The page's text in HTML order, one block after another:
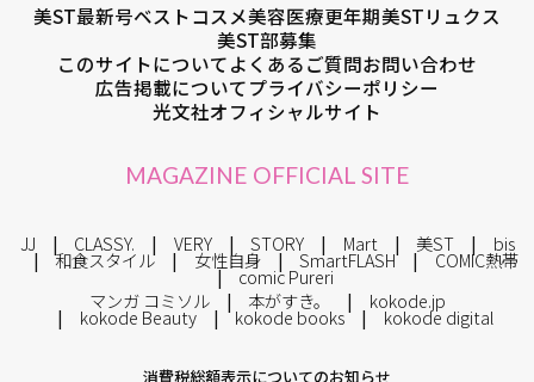
美ST最新号ベストコスメ美容医療更年期美STリュクス
美ST部募集
このサイトについてよくあるご質問お問い合わせ
広告掲載についてプライバシーポリシー
光文社オフィシャルサイト
MAGAZINE OFFICIAL SITE
JJ CLASSY. VERY STORY Mart 美ST bis
和食スタイル 女性自身 SmartFLASH COMIC熱帯
comic Pureri
マンガ コミソル
本がすき。 kokode.jp
kokode Beauty kokode books kokode digital
消費税総額表示についてのお知らせ